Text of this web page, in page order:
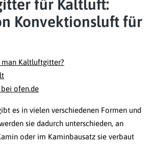
für Kaltluft:
Konvektionsluft für
Kaltluftgitter?
ofen.de
es in vielen verschiedenen Formen und
sie dadurch unterschieden, an
oder im Kaminbausatz sie verbaut